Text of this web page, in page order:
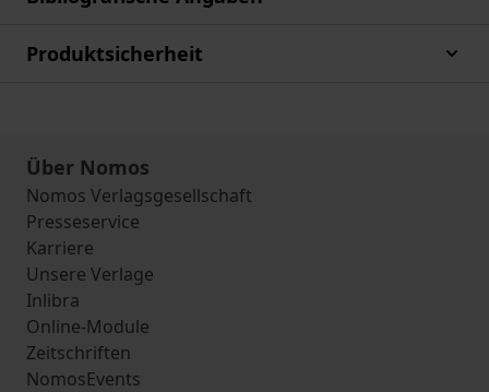
Produktsicherheit
Über Nomos
Nomos Verlagsgesellschaft
Presseservice
Karriere
Unsere Verlage
Inlibra
Online-Module
Zeitschriften
NomosEvents